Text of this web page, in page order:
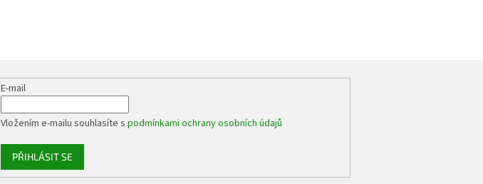
E-mail
Vložením e-mailu souhlasíte spodmínkami ochrany osobních údajů
PŘIHLÁSIT SE